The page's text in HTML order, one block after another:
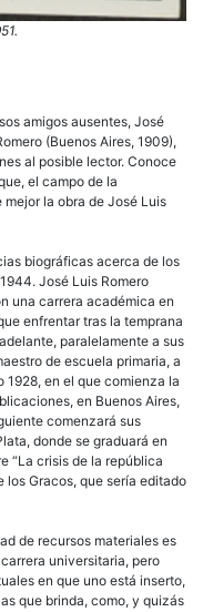
amigos ausentes, José
(Buenos Aires, 1909),
al posible lector. Conoce
el campo de la
la obra de José Luis
biográficas acerca de los
José Luis Romero
una carrera académica en
enfrentar tras la temprana
paralelamente a sus
de escuela primaria, a
1928, en el que comienza la
en Buenos Aires,
comenzará sus
donde se graduará en
“La crisis de la república
los Gracos, que sería editado
de recursos materiales es
universitaria, pero
en que uno está inserto,
que brinda, como, y quizás